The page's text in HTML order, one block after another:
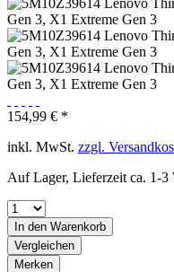
154,99 € *
inkl. MwSt. zzgl.
Auf Lager, Lieferzeit ca. 1-3
In den Warenkorb
Vergleichen
Merken